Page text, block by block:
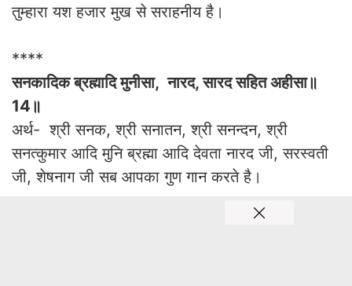
तुम्हारा यश हजार मुख से सराहनीय है।
****
सनकादिक ब्रह्मादि मुनीसा, नारद, सारद सहित अहीसा॥
14॥
अर्थ- श्री सनक, श्री सनातन, श्री सनन्दन, श्री
सनत्कुमार आदि मुनि ब्रह्मा आदि देवता नारद जी, सरस्वती
जी, शेषनाग जी सब आपका गुण गान करते है।